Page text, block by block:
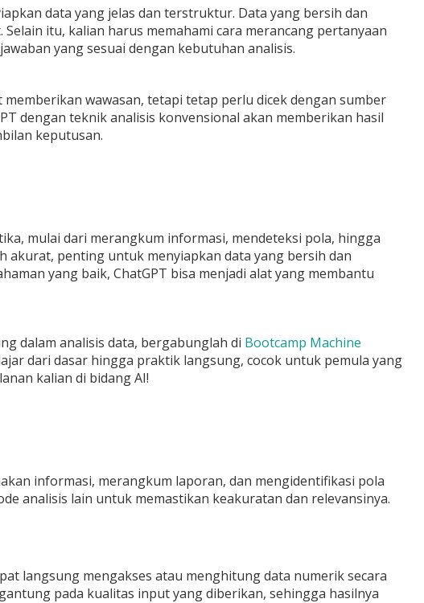
data yang jelas dan terstruktur. Data yang bersih dan
itu, kalian harus memahami cara merancang pertanyaan
yang sesuai dengan kebutuhan analisis.
wawasan, tetapi tetap perlu dicek dengan sumber
dengan teknik analisis konvensional akan memberikan hasil
keputusan.
mulai dari merangkum informasi, mendeteksi pola, hingga
akurat, penting untuk menyiapkan data yang bersih dan
yang baik, ChatGPT bisa menjadi alat yang membantu
dalam analisis data, bergabunglah di Bootcamp Machine
dari dasar hingga praktik langsung, cocok untuk pemula yang
kalian di bidang AI!
informasi, merangkum laporan, dan mengidentifikasi pola
analisis lain untuk memastikan keakuratan dan relevansinya.
langsung mengakses atau menghitung data numerik secara
pada kualitas input yang diberikan, sehingga hasilnya